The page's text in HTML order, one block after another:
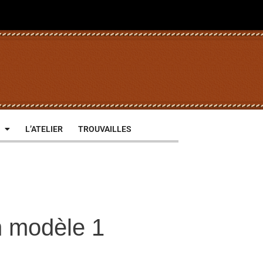
L’ATELIER TROUVAILLES
modèle 1